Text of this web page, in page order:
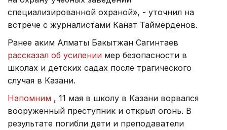
специализированной охраной», - уточнил на
встрече с журналистами Канат Таймерденов.
Ранее аким Алматы Бакытжан Сагинтаев
рассказал об усилении мер безопасности в
школах и детских садах после трагического
случая в Казани.
Напомним , 11 мая в школу в Казани ворвался
вооруженный преступник и открыл огонь. В
результате погибли дети и преподаватели